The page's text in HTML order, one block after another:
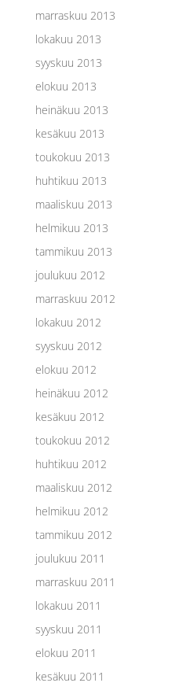
marraskuu 2013
lokakuu 2013
syyskuu 2013
elokuu 2013
heinäkuu 2013
kesäkuu 2013
toukokuu 2013
huhtikuu 2013
maaliskuu 2013
helmikuu 2013
tammikuu 2013
joulukuu 2012
marraskuu 2012
lokakuu 2012
syyskuu 2012
elokuu 2012
heinäkuu 2012
kesäkuu 2012
toukokuu 2012
huhtikuu 2012
maaliskuu 2012
helmikuu 2012
tammikuu 2012
joulukuu 2011
marraskuu 2011
lokakuu 2011
syyskuu 2011
elokuu 2011
kesäkuu 2011